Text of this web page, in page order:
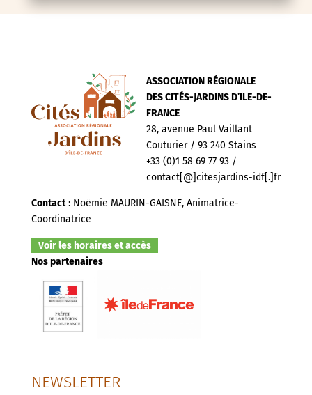
ASSOCIATION RÉGIONALE
DES CITÉS-JARDINS D’ILE-DE-
FRANCE
28, avenue Paul Vaillant
Couturier / 93 240 Stains
+33 (0)1 58 69 77 93 /
contact[@]citesjardins-idf[.]fr
Contact: Noëmie MAURIN-GAISNE, Animatrice-
Coordinatrice
Voir les horaires et accès
Nos partenaires
NEWSLETTER